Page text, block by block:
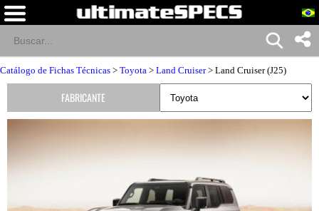
Catálogo de Fichas Técnicas > Toyota > Land Cruiser> Land Cruiser (J25)
FABRICANTE